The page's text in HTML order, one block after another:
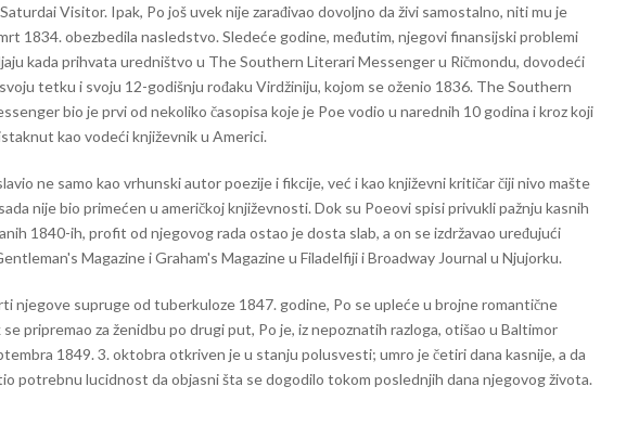
Visitor. Ipak, Po još uvek nije zarađivao dovoljno da živi samostalno, niti mu je
1834. obezbedila nasledstvo. Sledeće godine, međutim, njegovi finansijski problemi
kada prihvata uredništvo u The Southern Literari Messenger u Ričmondu, dovodeći
tetku i svoju 12-godišnju rođaku Virdžiniju, kojom se oženio 1836. The Southern
bio je prvi od nekoliko časopisa koje je Poe vodio u narednih 10 godina i kroz koji
kao vodeći književnik u Americi.
ne samo kao vrhunski autor poezije i fikcije, već i kao književni kritičar čiji nivo mašte
nije bio primećen u američkoj književnosti. Dok su Poeovi spisi privukli pažnju kasnih
1840-ih, profit od njegovog rada ostao je dosta slab, a on se izdržavao uređujući
Magazine i Graham's Magazine u Filadelfiji i Broadway Journal u Njujorku.
njegove supruge od tuberkuloze 1847. godine, Po se upleće u brojne romantične
pripremao za ženidbu po drugi put, Po je, iz nepoznatih razloga, otišao u Baltimor
1849. 3. oktobra otkriven je u stanju polusvesti; umro je četiri dana kasnije, a da
potrebnu lucidnost da objasni šta se dogodilo tokom poslednjih dana njegovog života.